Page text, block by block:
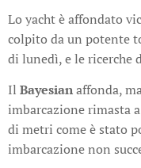
Lo yacht è affondato
colpito da un potente
di lunedì, e le ricerche
Il Bayesianaffonda,
imbarcazione rimasta
di metri come è stato
imbarcazione non